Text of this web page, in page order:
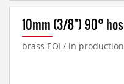
10mm (3/8") 90°
brass EOL/ in production